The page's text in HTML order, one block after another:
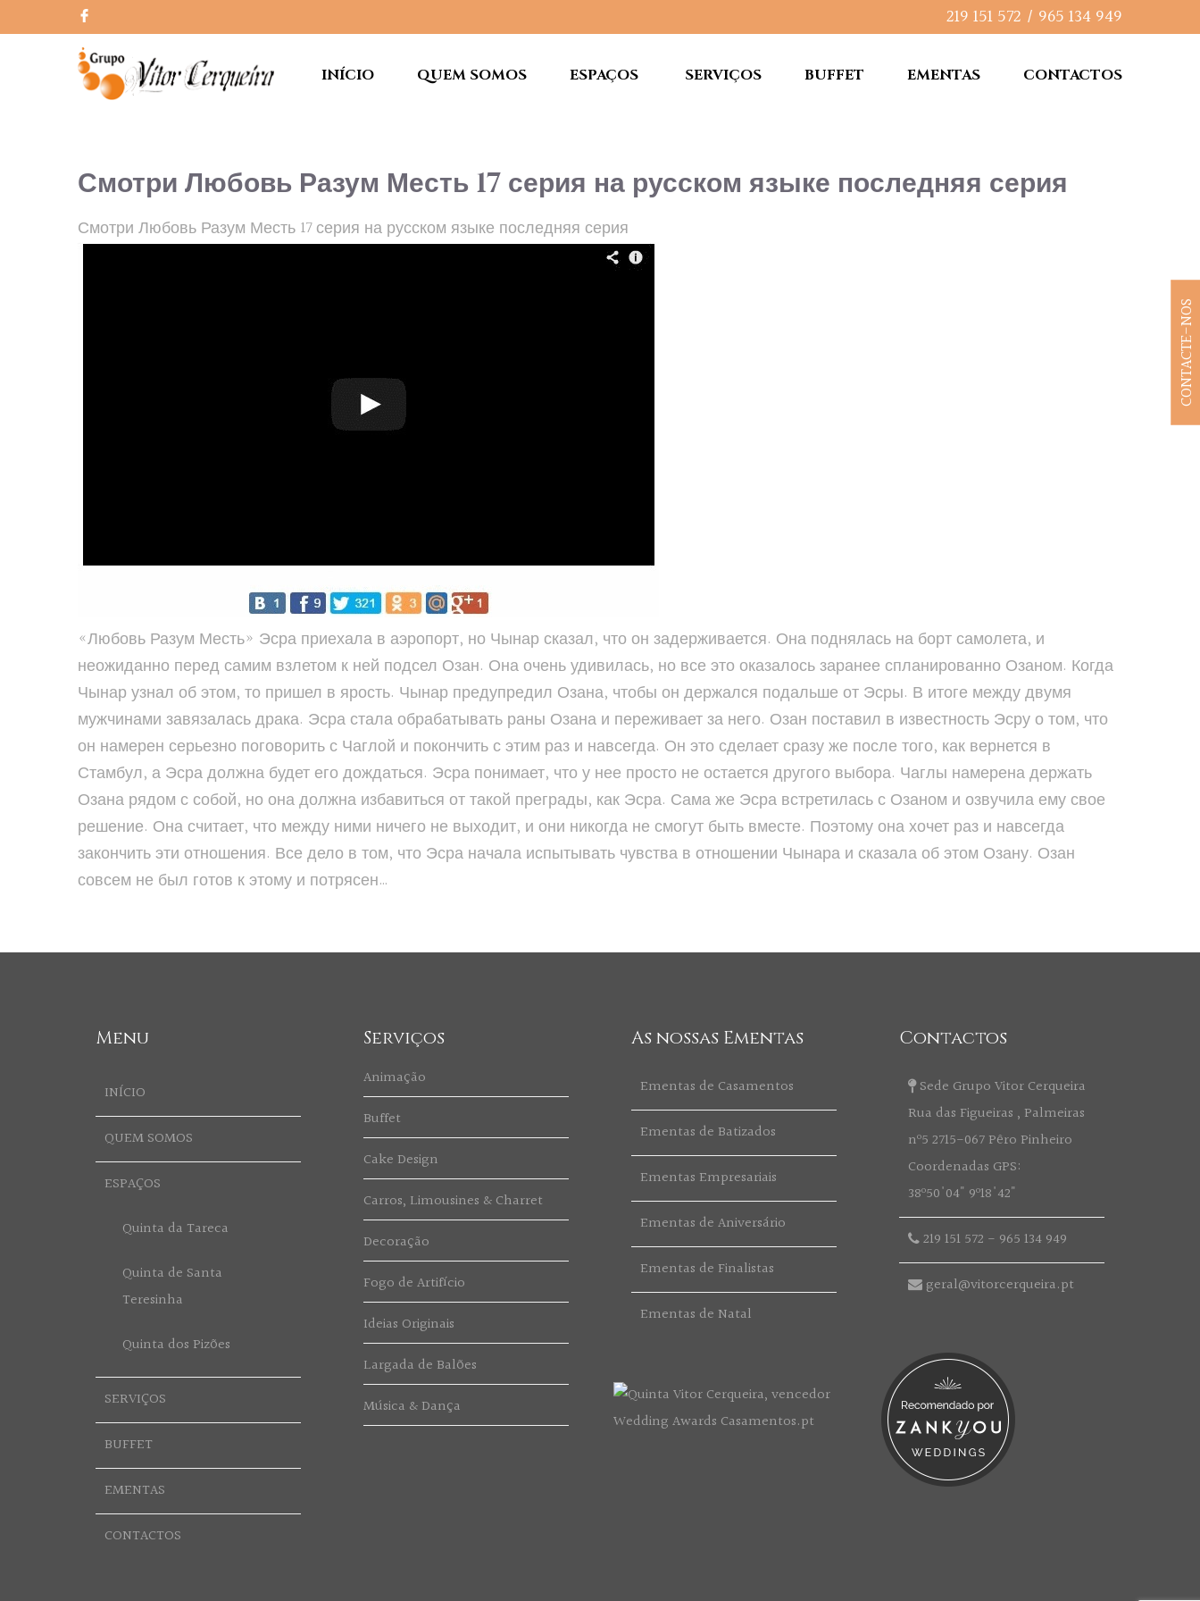
219 151 572 / 965 134 949
INÍCIO QUEM SOMOS ESPAÇOS SERVIÇOS BUFFET EMENTAS CONTACTOS
Смотри Любовь Разум Месть 17 серия на русском языке последняя серия
Смотри Любовь Разум Месть 17 серия на русском языке последняя серия
«Любовь Разум Месть» Эсра приехала в аэропорт, но Чынар сказал, что он задерживается. Она поднялась на борт самолета, и
неожиданно перед самим взлетом к ней подсел Озан. Она очень удивилась, но все это оказалось заранее спланированно Озаном. Когда
Чынар узнал об этом, то пришел в ярость. Чынар предупредил Озана, чтобы он держался подальше от Эсры. В итоге между двумя
мужчинами завязалась драка. Эсра стала обрабатывать раны Озана и переживает за него. Озан поставил в известность Эсру о том, что
он намерен серьезно поговорить с Чаглой и покончить с этим раз и навсегда. Он это сделает сразу же после того, как вернется в
Стамбул, а Эсра должна будет его дождаться. Эсра понимает, что у нее просто не остается другого выбора. Чаглы намерена держать
Озана рядом с собой, но она должна избавиться от такой преграды, как Эсра. Сама же Эсра встретилась с Озаном и озвучила ему свое
решение. Она считает, что между ними ничего не выходит, и они никогда не смогут быть вместе. Поэтому она хочет раз и навсегда
закончить эти отношения. Все дело в том, что Эсра начала испытывать чувства в отношении Чынара и сказала об этом Озану. Озан
совсем не был готов к этому и потрясен…
Menu
INÍCIO
QUEM SOMOS
ESPAÇOS
Quinta da Tareca
Quinta de Santa
Teresinha
Quinta dos Pizões
SERVIÇOS
BUFFET
EMENTAS
CONTACTOS
Serviços
Animação
Buffet
Cake Design
Carros, Limousines & Charret
Decoração
Fogo de Artifício
Ideias Originais
Largada de Balões
Música & Dança
As nossas Ementas
Ementas de Casamentos
Ementas de Batizados
Ementas Empresariais
Ementas de Aniversário
Ementas de Finalistas
Ementas de Natal
Contactos
Sede Grupo Vitor Cerqueira
Rua das Figueiras , Palmeiras
nº5 2715-067 Pêro Pinheiro
Coordenadas GPS:
38º50'04" 9º18'42"
219 151 572 - 965 134 949
geral@vitorcerqueira.pt
CONTACTE-NOS